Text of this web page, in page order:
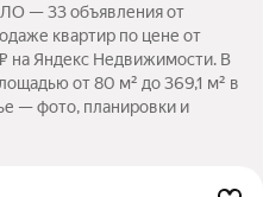
ЛО — 33 объявления от
квартир по цене от
Яндекс Недвижимости. В
от 80 м² до 369,1 м² в
— фото, планировки и